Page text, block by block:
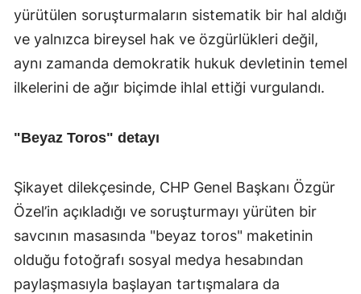
yürütülen soruşturmaların sistematik bir hal aldığı
ve yalnızca bireysel hak ve özgürlükleri değil,
aynı zamanda demokratik hukuk devletinin temel
ilkelerini de ağır biçimde ihlal ettiği vurgulandı.
"Beyaz Toros" detayı
Şikayet dilekçesinde, CHP Genel Başkanı Özgür
Özel’in açıkladığı ve soruşturmayı yürüten bir
savcının masasında "beyaz toros" maketinin
olduğu fotoğrafı sosyal medya hesabından
paylaşmasıyla başlayan tartışmalara da